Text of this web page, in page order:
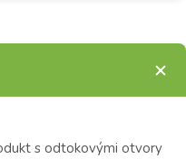
s odtokovými otvory